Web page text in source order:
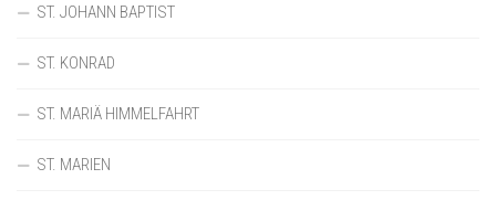
ST. JOHANN BAPTIST
ST. KONRAD
ST. MARIÄ HIMMELFAHRT
ST. MARIEN